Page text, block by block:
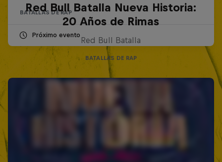
BATALLAS DE RAP
Próximo evento
Red Bull Batalla Nueva Historia:
20 Años de Rimas
Red Bull Batalla
BATALLAS DE RAP